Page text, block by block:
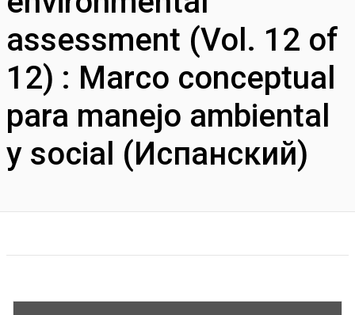
assessment (Vol. 12 of
12) : Marco conceptual
para manejo ambiental
y social (Испанский)